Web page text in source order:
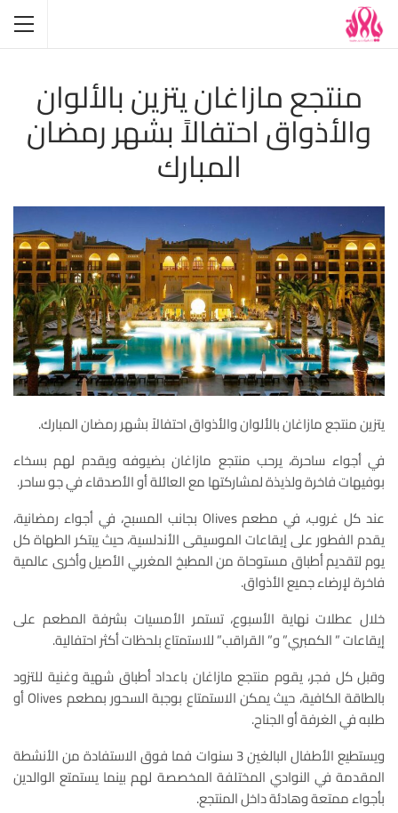
منتجع مازاغان يتزين بالألوان
والأذواق احتفالاً بشهر رمضان
المبارك
يتزين منتجع مازاغان بالألوان والأذواق احتفالاً بشهر رمضان المبارك.
في أجواء ساحرة، يرحب منتجع مازاغان بضيوفه ويقدم لهم بسخاء
بوفيهات فاخرة ولذيذة لمشاركتها مع العائلة أو الأصدقاء في جو ساحر.
عند كل غروب، في مطعم Olives بجانب المسبح، في أجواء رمضانية،
يقدم الفطور على إيقاعات الموسيقى الأندلسية، حيث يبتكر الطهاة كل
يوم لتقديم أطباق مستوحاة من المطبخ المغربي الأصيل وأخرى عالمية
فاخرة لإرضاء جميع الأذواق.
خلال عطلات نهاية الأسبوع، تستمر الأمسيات بشرفة المطعم على
إيقاعات ” الكمبري” و” القراقب” للاستمتاع بلحظات أكثر احتفالية.
وقبل كل فجر، يقوم منتجع مازاغان باعداد أطباق شهية وغنية للتزود
بالطاقة الكافية، حيث يمكن الاستمتاع بوجبة السحور بمطعم Olives أو
طلبه في الغرفة أو الجناح.
ويستطيع الأطفال البالغين 3 سنوات فما فوق الاستفادة من الأنشطة
المقدمة في النوادي المختلفة المخصصة لهم بينما يستمتع الوالدين
بأجواء ممتعة وهادئة داخل المنتجع.